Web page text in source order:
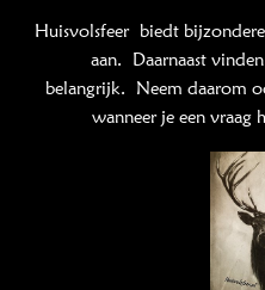
Huisvolsfeer biedt bijzondere
aan. Daarnaast
belangrijk. Neem daarom
wanneer je een vraag